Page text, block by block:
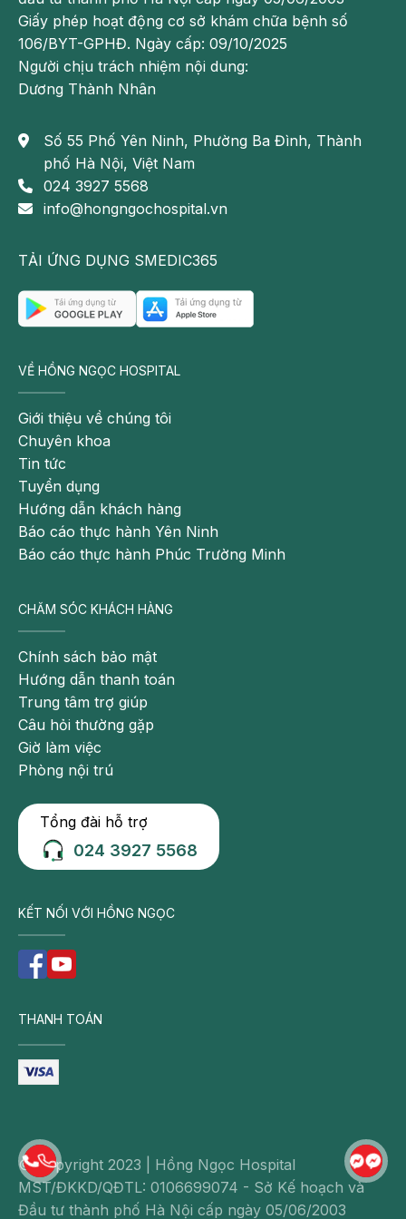
hoặc làm giảm bài tiết sữa.
Những thông tin cung cấp trong bài viết của Bệnh viện
Đa khoa Hồng Ngọc chỉ có tính chất tham khảo, không
thay thế cho việc chẩn đoán hoặc điều trị y khoa.
Theo dõi fanpage của Bệnh viện Đa khoa Hồng Ngọc
để biết thêm thông tin bổ ích khác:
https://www.facebook.com/BenhvienHongNgoc/
Giấy phép hoạt động cơ sở khám chữa bệnh số
106/BYT-GPHĐ. Ngày cấp: 09/10/2025
Người chịu trách nhiệm nội dung:
Dương Thành Nhân
Số 55 Phố Yên Ninh, Phường Ba Đình, Thành
phố Hà Nội, Việt Nam
024 3927 5568
info@hongngochospital.vn
TẢI ỨNG DỤNG SMEDIC365
VỀ HỒNG NGỌC HOSPITAL
Giới thiệu về chúng tôi
Chuyên khoa
Tin tức
Tuyển dụng
Hướng dẫn khách hàng
Báo cáo thực hành Yên Ninh
Báo cáo thực hành Phúc Trường Minh
CHĂM SÓC KHÁCH HÀNG
Chính sách bảo mật
Hướng dẫn thanh toán
Trung tâm trợ giúp
Câu hỏi thường gặp
Giờ làm việc
Phòng nội trú
Tổng đài hỗ trợ
024 3927 5568
KẾT NỐI VỚI HỒNG NGỌC
THANH TOÁN
© Copyright 2023 | Hồng Ngọc Hospital
MST/ĐKKD/QĐTL: 0106699074 - Sở Kế hoạch và
Đầu tư thành phố Hà Nội cấp ngày 05/06/2003